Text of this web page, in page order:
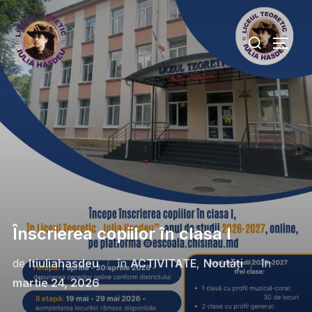
Înscrierea copiilor în clasa I
deltiuliahasdeu înACTIVITATE, Noutăți
în
martie 24, 2026